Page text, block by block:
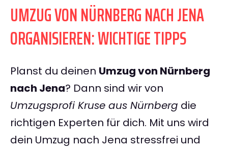
UMZUG VON NÜRNBERG NACH JENA
ORGANISIEREN: WICHTIGE TIPPS
Planst du deinen Umzug von Nürnberg
nach Jena? Dann sind wir von
Umzugsprofi Kruse aus Nürnberg die
richtigen Experten für dich. Mit uns wird
dein Umzug nach Jena stressfrei und